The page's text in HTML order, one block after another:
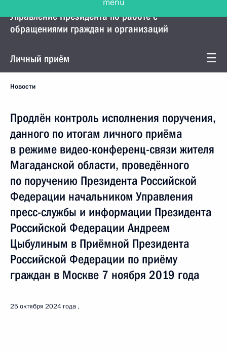
Управление Президента по работе с
обращениями граждан и организаций
Личный приём
Новости
Продлён контроль исполнения поручения,
данного по итогам личного приёма
в режиме видео-конференц-связи жителя
Магаданской области, проведённого
по поручению Президента Российской
Федерации начальником Управления
пресс-службы и информации Президента
Российской Федерации Андреем
Цыбулиным в Приёмной Президента
Российской Федерации по приёму
граждан в Москве 7 ноября 2019 года
25 октября 2024 года